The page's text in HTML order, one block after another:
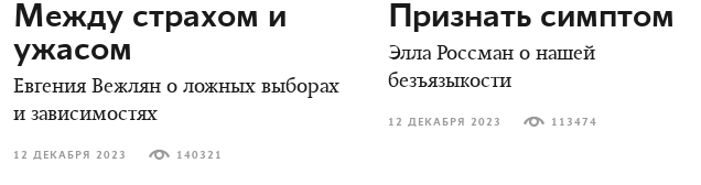
Между страхом и
ужасом
Евгения Вежлян о ложных выборах
и зависимостях
12 ДЕКАБРЯ 2023 140321
Признать симптом
Элла Россман о нашей
безъязыкости
12 ДЕКАБРЯ 2023 113474